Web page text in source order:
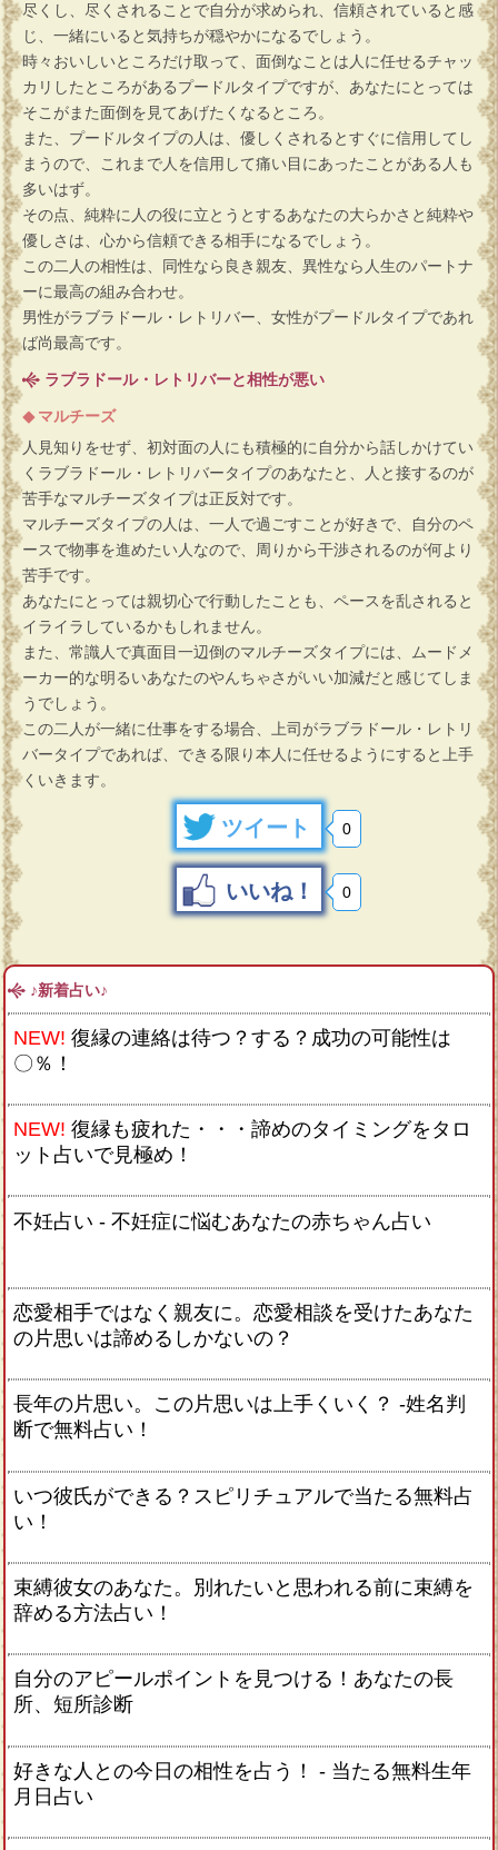
尽くし、尽くされることで自分が求められ、信頼されていると感
じ、一緒にいると気持ちが穏やかになるでしょう。
時々おいしいところだけ取って、面倒なことは人に任せるチャッ
カリしたところがあるプードルタイプですが、あなたにとっては
そこがまた面倒を見てあげたくなるところ。
また、プードルタイプの人は、優しくされるとすぐに信用してし
まうので、これまで人を信用して痛い目にあったことがある人も
多いはず。
その点、純粋に人の役に立とうとするあなたの大らかさと純粋や
優しさは、心から信頼できる相手になるでしょう。
この二人の相性は、同性なら良き親友、異性なら人生のパートナ
ーに最高の組み合わせ。
男性がラブラドール・レトリバー、女性がプードルタイプであれ
ば尚最高です。
ラブラドール・レトリバーと相性が悪い
マルチーズ
人見知りをせず、初対面の人にも積極的に自分から話しかけてい
くラブラドール・レトリバータイプのあなたと、人と接するのが
苦手なマルチーズタイプは正反対です。
マルチーズタイプの人は、一人で過ごすことが好きで、自分のペ
ースで物事を進めたい人なので、周りから干渉されるのが何より
苦手です。
あなたにとっては親切心で行動したことも、ペースを乱されると
イライラしているかもしれません。
また、常識人で真面目一辺倒のマルチーズタイプには、ムードメ
ーカー的な明るいあなたのやんちゃさがいい加減だと感じてしま
うでしょう。
この二人が一緒に仕事をする場合、上司がラブラドール・レトリ
バータイプであれば、できる限り本人に任せるようにすると上手
くいきます。
ツイート 0
いいね！ 0
♪新着占い♪
NEW! 復縁の連絡は待つ？する？成功の可能性は
〇％！
NEW! 復縁も疲れた・・・諦めのタイミングをタロ
ット占いで見極め！
不妊占い - 不妊症に悩むあなたの赤ちゃん占い
恋愛相手ではなく親友に。恋愛相談を受けたあなた
の片思いは諦めるしかないの？
長年の片思い。この片思いは上手くいく？ -姓名判
断で無料占い！
いつ彼氏ができる？スピリチュアルで当たる無料占
い！
束縛彼女のあなた。別れたいと思われる前に束縛を
辞める方法占い！
自分のアピールポイントを見つける！あなたの長
所、短所診断
好きな人との今日の相性を占う！ ‐ 当たる無料生年
月日占い